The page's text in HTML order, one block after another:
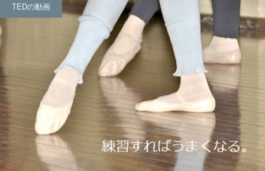
TEDの動画